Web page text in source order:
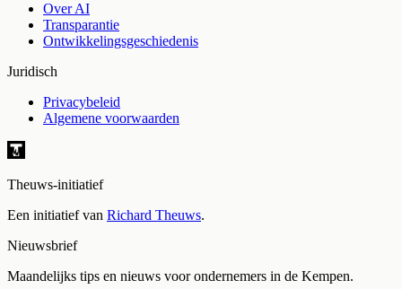
Over AI
Transparantie
Ontwikkelingsgeschiedenis
Juridisch
Privacybeleid
Algemene voorwaarden
Theuws-initiatief
Een initiatief van Richard Theuws.
Nieuwsbrief
Maandelijks tips en nieuws voor ondernemers in de Kempen.